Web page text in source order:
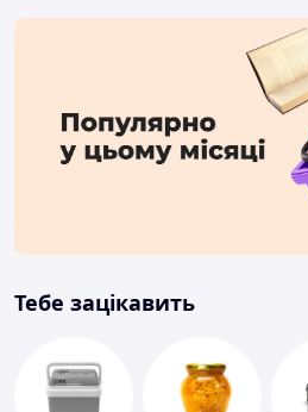
Тебе зацікавить